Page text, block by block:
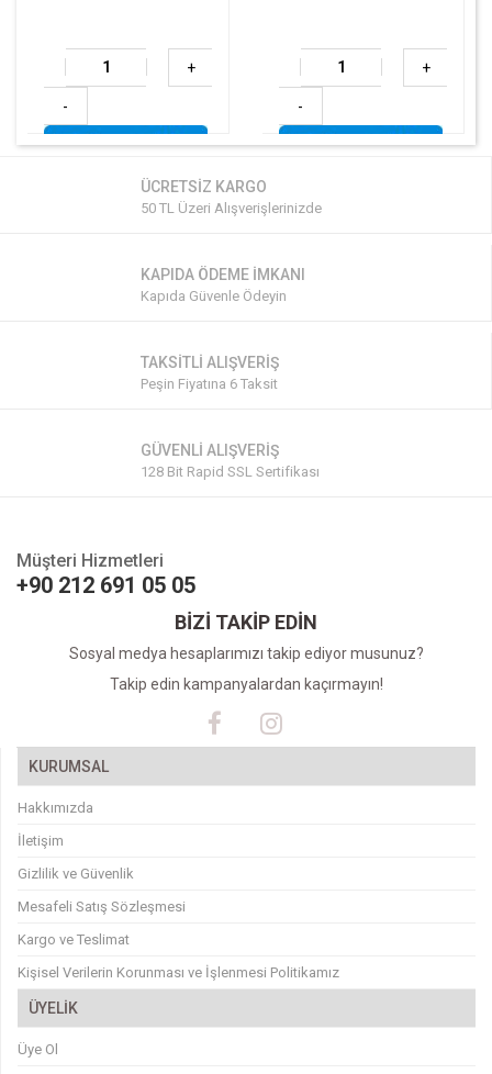
+
-
+
-
ÜCRETSİZ KARGO
50 TL Üzeri Alışverişlerinizde
KAPIDA ÖDEME İMKANI
Kapıda Güvenle Ödeyin
TAKSİTLİ ALIŞVERİŞ
Peşin Fiyatına 6 Taksit
GÜVENLİ ALIŞVERİŞ
128 Bit Rapid SSL Sertifikası
Müşteri Hizmetleri
+90 212 691 05 05
BİZİ TAKİP EDİN
Sosyal medya hesaplarımızı takip ediyor musunuz?
Takip edin kampanyalardan kaçırmayın!
KURUMSAL
Hakkımızda
İletişim
Gizlilik ve Güvenlik
Mesafeli Satış Sözleşmesi
Kargo ve Teslimat
Kişisel Verilerin Korunması ve İşlenmesi Politikamız
ÜYELİK
Üye Ol